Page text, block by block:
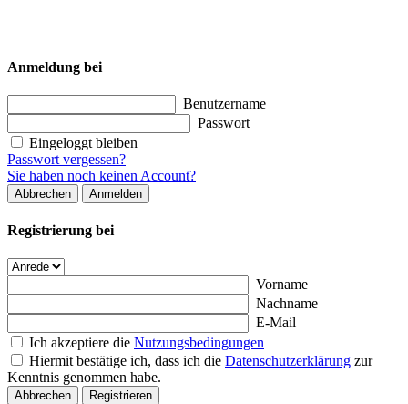
Anmeldung bei
Benutzername
Passwort
Eingeloggt bleiben
Passwort vergessen?
Sie haben noch keinen Account?
Abbrechen Anmelden
Registrierung bei
Vorname
Nachname
E-Mail
Ich akzeptiere die Nutzungsbedingungen
Hiermit bestätige ich, dass ich die Datenschutzerklärung zur
Kenntnis genommen habe.
Abbrechen Registrieren